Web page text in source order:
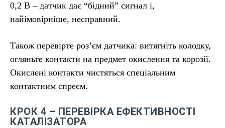
0,2 В – датчик дає “бідний” сигнал і,
найімовірніше, несправний.
Також перевірте роз’єм датчика: витягніть колодку,
огляньте контакти на предмет окислення та корозії.
Окислені контакти чистяться спеціальним
контактним спреєм.
КРОК 4 – ПЕРЕВІРКА ЕФЕКТИВНОСТІ
КАТАЛІЗАТОРА